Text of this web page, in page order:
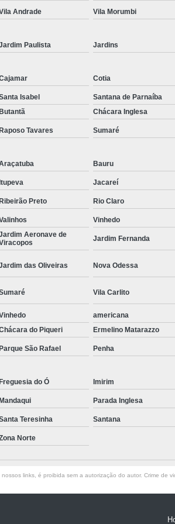
Curvamento de Tubos
Dobra Chapa de Alumínio
Dobra de Chapa de
Dobra de Chapa de Ferro
Dobradeira de Chapa
Dobra de
Dobra Tubo com Maçarico
Dobra Tubo Quadrado
Dobra
Empresa Corte a Laser
Empresa de Corte a Laser
Empresa de Corte a Laser
Empresa de Corte e Dobra
Empresa de Corte e Dobra de
Guarda Corpo com Aço
Guarda Corpo de Tubo
Guarda Corpo em Aço Tipo
Guarda Corpo Tubo Carbono
Guarda Corpo em Aço
Guarda Corpo em Tubo de Ferro
Guarda Corpo Tipo Tubo
Andrade Vila Morumbi
Paulista Jardins
Cotia
Isabel Santana de Parnaíba
Chácara Inglesa
Tavares Sumaré
Bauru
Jacareí
Preto Rio Claro
Vinhedo
Aeronave de
Jardim Fernanda
das Oliveiras Nova Odessa
Vila Carlito
americana
do Piqueri Ermelino Matarazzo
São Rafael Penha
do Ó Imirim
Parada Inglesa
Teresinha Santana
Norte
links, é proibida sem a autorização do autor. Crime de